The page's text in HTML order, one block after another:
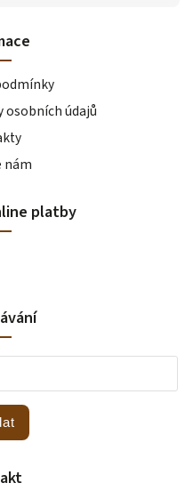
osobních údajů
nám
platby